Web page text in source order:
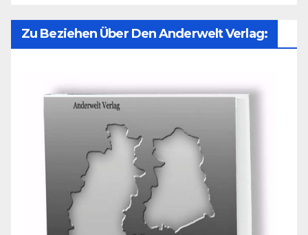
Zu Beziehen Über Den Anderwelt Verlag: